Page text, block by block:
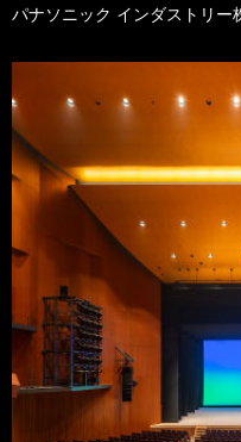
パナソニック インダストリ